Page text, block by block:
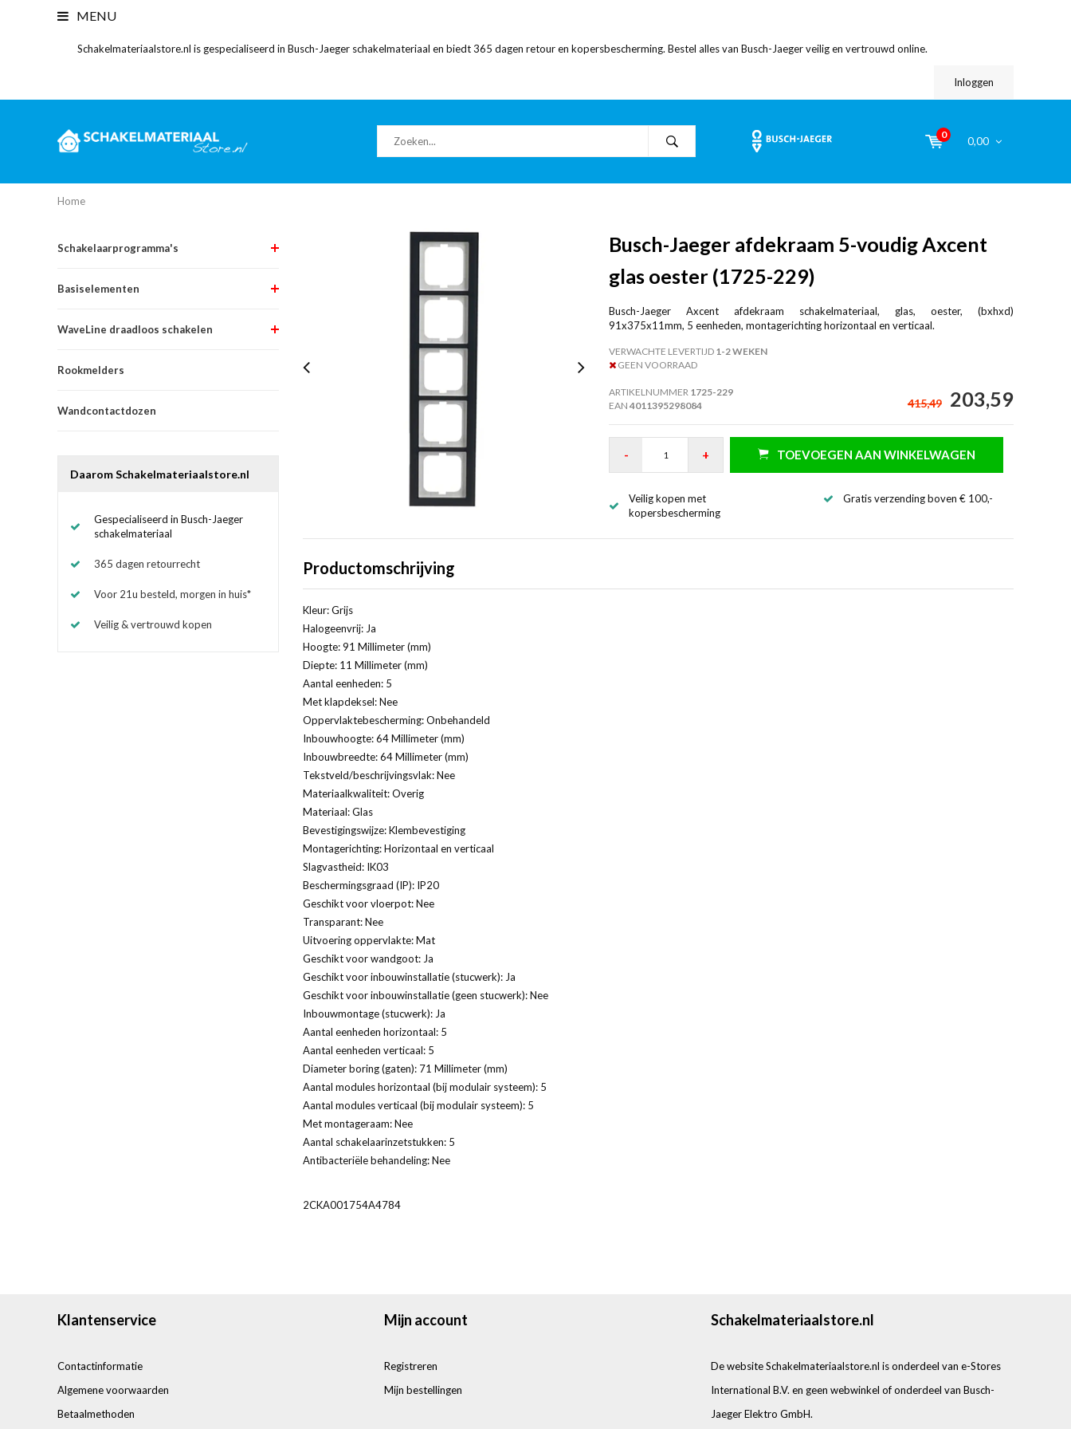
MENU
Schakelmateriaalstore.nl is gespecialiseerd in Busch-Jaeger schakelmateriaal en biedt 365 dagen retour en kopersbescherming. Bestel alles van Busch-Jaeger veilig en vertrouwd online.
Inloggen
0
0,00
Home
Schakelaarprogramma's
Basiselementen
WaveLine draadloos schakelen
Rookmelders
Wandcontactdozen
Daarom Schakelmateriaalstore.nl
Gespecialiseerd in Busch-Jaeger
schakelmateriaal
365 dagen retourrecht
Voor 21u besteld, morgen in huis*
Veilig & vertrouwd kopen
Busch-Jaeger afdekraam 5-voudig Axcent
glas oester (1725-229)
Busch-Jaeger Axcent afdekraam schakelmateriaal, glas, oester, (bxhxd)
91x375x11mm, 5 eenheden, montagerichting horizontaal en verticaal.
VERWACHTE LEVERTIJD1-2 WEKEN
GEEN VOORRAAD
ARTIKELNUMMER 1725-229
EAN 4011395298084 415,49 203,59
- + TOEVOEGEN AAN WINKELWAGEN
Veilig kopen met
kopersbescherming
Gratis verzending boven € 100,-
Productomschrijving
Kleur: Grijs
Halogeenvrij: Ja
Hoogte: 91 Millimeter (mm)
Diepte: 11 Millimeter (mm)
Aantal eenheden: 5
Met klapdeksel: Nee
Oppervlaktebescherming: Onbehandeld
Inbouwhoogte: 64 Millimeter (mm)
Inbouwbreedte: 64 Millimeter (mm)
Tekstveld/beschrijvingsvlak: Nee
Materiaalkwaliteit: Overig
Materiaal: Glas
Bevestigingswijze: Klembevestiging
Montagerichting: Horizontaal en verticaal
Slagvastheid: IK03
Beschermingsgraad (IP): IP20
Geschikt voor vloerpot: Nee
Transparant: Nee
Uitvoering oppervlakte: Mat
Geschikt voor wandgoot: Ja
Geschikt voor inbouwinstallatie (stucwerk): Ja
Geschikt voor inbouwinstallatie (geen stucwerk): Nee
Inbouwmontage (stucwerk): Ja
Aantal eenheden horizontaal: 5
Aantal eenheden verticaal: 5
Diameter boring (gaten): 71 Millimeter (mm)
Aantal modules horizontaal (bij modulair systeem): 5
Aantal modules verticaal (bij modulair systeem): 5
Met montageraam: Nee
Aantal schakelaarinzetstukken: 5
Antibacteriële behandeling: Nee
2CKA001754A4784
Klantenservice
Contactinformatie
Algemene voorwaarden
Betaalmethoden
Mijn account
Registreren
Mijn bestellingen
Schakelmateriaalstore.nl
De website Schakelmateriaalstore.nl is onderdeel van e-Stores
International B.V. en geen webwinkel of onderdeel van Busch-
Jaeger Elektro GmbH.